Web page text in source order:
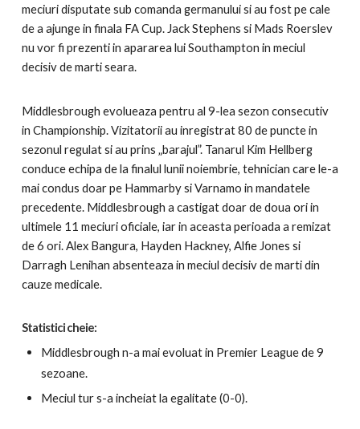
meciuri disputate sub comanda germanului si au fost pe cale
de a ajunge in finala FA Cup. Jack Stephens si Mads Roerslev
nu vor fi prezenti in apararea lui Southampton in meciul
decisiv de marti seara.
Middlesbrough evolueaza pentru al 9-lea sezon consecutiv
in Championship. Vizitatorii au inregistrat 80 de puncte in
sezonul regulat si au prins „barajul”. Tanarul Kim Hellberg
conduce echipa de la finalul lunii noiembrie, tehnician care le-a
mai condus doar pe Hammarby si Varnamo in mandatele
precedente. Middlesbrough a castigat doar de doua ori in
ultimele 11 meciuri oficiale, iar in aceasta perioada a remizat
de 6 ori. Alex Bangura, Hayden Hackney, Alfie Jones si
Darragh Lenihan absenteaza in meciul decisiv de marti din
cauze medicale.
Statistici cheie:
Middlesbrough n-a mai evoluat in Premier League de 9
sezoane.
Meciul tur s-a incheiat la egalitate (0-0).